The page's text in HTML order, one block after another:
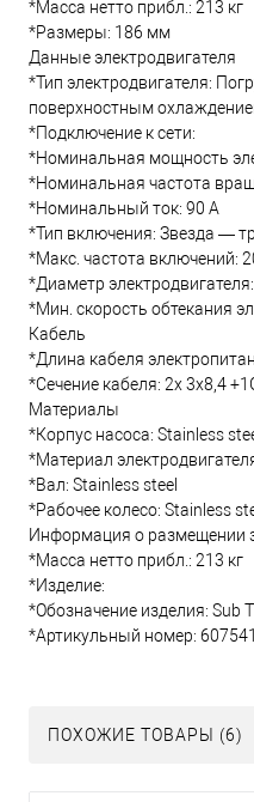
*Масса нетто прибл.: 213 кг
*Размеры: 186 мм
Данные электродвигателя
*Тип электродвигателя:
поверхностным
*Подключение к сети:
*Номинальная мощность
*Номинальная частота
*Номинальный ток: 90 А
*Тип включения: Звезда —
*Макс. частота включений:
*Диаметр
*Мин. скорость обтекания
Кабель
*Длина кабеля
*Сечение кабеля: 2x 3x8,4
Материалы
*Корпус насоса: Stainless
*Материал
*Вал: Stainless steel
*Рабочее колесо: Stainless
Информация о размещении
*Масса нетто прибл.: 213 кг
*Изделие:
*Обозначение изделия: Sub
*Артикульный номер:
ПОХОЖИЕ ТОВАРЫ (6)